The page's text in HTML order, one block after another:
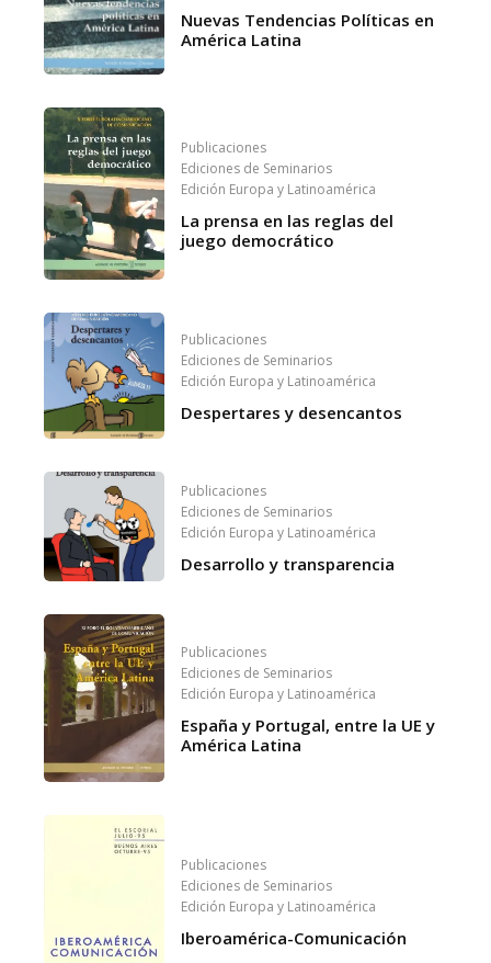
Nuevas Tendencias Políticas en
América Latina
Publicaciones
Ediciones de Seminarios
Edición Europa y Latinoamérica
La prensa en las reglas del
juego democrático
Publicaciones
Ediciones de Seminarios
Edición Europa y Latinoamérica
Despertares y desencantos
Publicaciones
Ediciones de Seminarios
Edición Europa y Latinoamérica
Desarrollo y transparencia
Publicaciones
Ediciones de Seminarios
Edición Europa y Latinoamérica
España y Portugal, entre la UE y
América Latina
Publicaciones
Ediciones de Seminarios
Edición Europa y Latinoamérica
Iberoamérica-Comunicación